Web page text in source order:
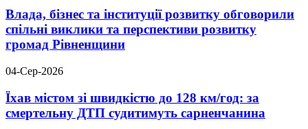
Влада, бізнес та інституції розвитку обговорили
спільні виклики та перспективи розвитку
громад Рівненщини
04-Сер-2026
Їхав містом зі швидкістю до 128 км/год: за
смертельну ДТП судитимуть сарненчанина